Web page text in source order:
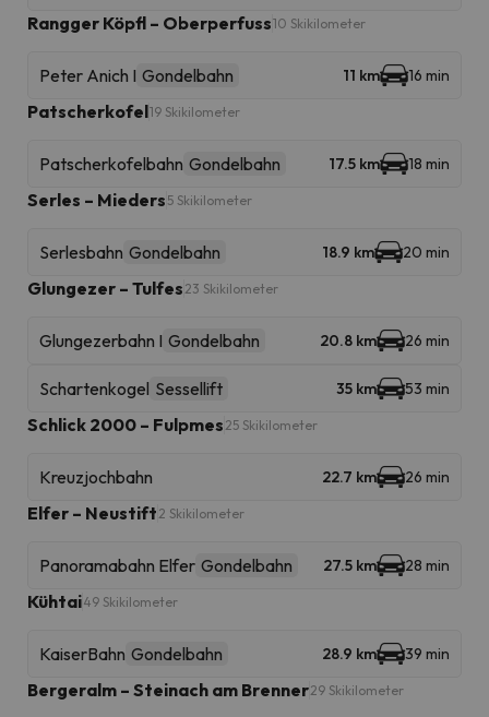
Rangger Köpfl – Oberperfuss10 Skikilometer
Peter Anich I Gondelbahn 11 km 16 min
Patscherkofel19 Skikilometer
Patscherkofelbahn Gondelbahn 17.5 km 18 min
Serles – Mieders 5 Skikilometer
Serlesbahn Gondelbahn 18.9 km 20 min
Glungezer – Tulfes 23 Skikilometer
Glungezerbahn I Gondelbahn 20.8 km 26 min
Schartenkogel Sessellift 35 km 53 min
Schlick 2000 – Fulpmes 25 Skikilometer
Kreuzjochbahn 22.7 km 26 min
Elfer – Neustift 2 Skikilometer
Panoramabahn Elfer Gondelbahn 27.5 km 28 min
Kühtai49 Skikilometer
KaiserBahn Gondelbahn 28.9 km 39 min
Bergeralm – Steinach am Brenner29 Skikilometer